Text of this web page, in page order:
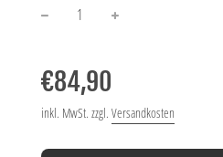
Preis
€84,90
inkl. MwSt. zzgl. Versandkosten